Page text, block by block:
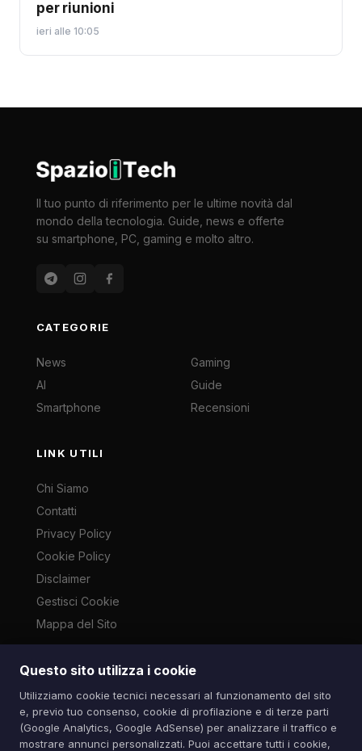
Questo sito utilizza i cookie
Utilizziamo cookie tecnici necessari al funzionamento del sito
e, previo tuo consenso, cookie di profilazione e di terze parti
(Google Analytics, Google AdSense) per analizzare il traffico e
mostrare annunci personalizzati. Puoi accettare tutti i cookie,
per riunioni
ieri alle 10:05
Il tuo punto di riferimento per le ultime novità dal
mondo della tecnologia. Guide, news e offerte
su smartphone, PC, gaming e molto altro.
CATEGORIE
News
AI
Smartphone
Gaming
Guide
Recensioni
LINK UTILI
Chi Siamo
Contatti
Privacy Policy
Cookie Policy
Disclaimer
Gestisci Cookie
Mappa del Sito
Le immagini presenti su questo sito sono di proprietà dei
cronaca ai sensi dell'art. 70 L. 633/1941. Contatti:
info@spazioitech.it